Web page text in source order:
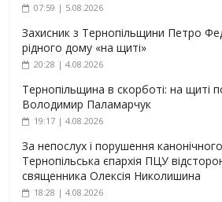
07:59 | 5.08.2026
Захисник з Тернопільщини Петро
рідного дому «на щиті»
20:28 | 4.08.2026
Тернопільщина в скорботі: на щиті
Володимир Паламарчук
19:17 | 4.08.2026
За непослух і порушення
Тернопільська єпархія ПЦУ
священника Олексія Николишина
18:28 | 4.08.2026